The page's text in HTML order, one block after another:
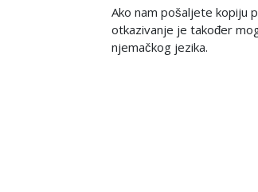
Ako nam pošaljete kopiju
otkazivanje je također
njemačkog jezika.